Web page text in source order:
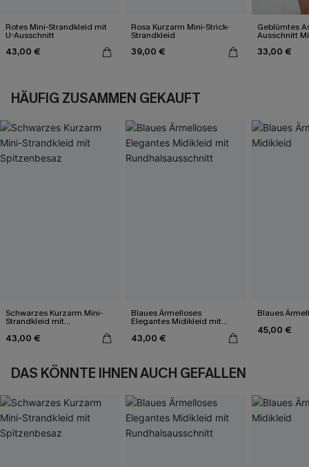
Rotes Mini-Strandkleid mit
U-Ausschnitt
43,00 €
Rosa Kurzarm Mini-Strick-
Strandkleid
39,00 €
Geblümtes
Ausschnitt
33,00 €
HÄUFIG ZUSAMMEN GEKAUFT
Schwarzes Kurzarm Mini-
Strandkleid mit
43,00 €
Blaues Ärmelloses
Elegantes Midikleid mit
43,00 €
Blaues
45,00 €
DAS KÖNNTE IHNEN AUCH GEFALLEN